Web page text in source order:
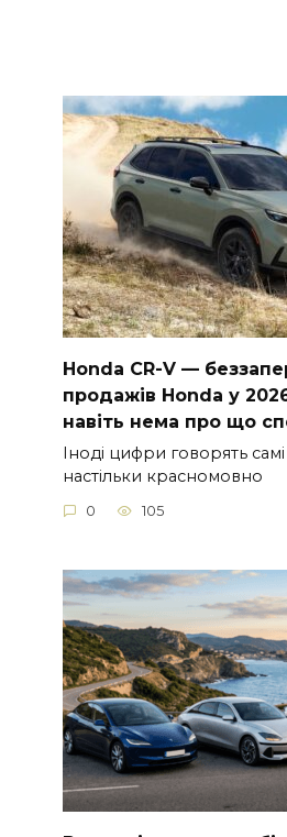
Honda CR-V —
продажів Honda у
навіть нема про що
Іноді цифри говорять
настільки красномовно
0 105